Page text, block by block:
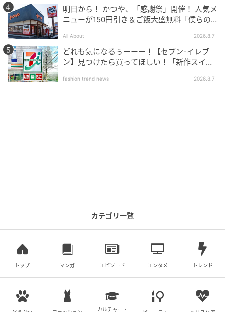
明日から！ かつや、「感謝祭」開催！ 人気メ
ニューが150円引き＆ご飯大盛無料「僕らの
All About 2026.8.7
どれも気になるぅーーー！【セブン-イレブ
ン】見つけたら買ってほしい！「新作スイー
fashion trend news 2026.8.7
カテゴリ一覧
トップ マンガ エピソード エンタメ トレンド
カルチャー・